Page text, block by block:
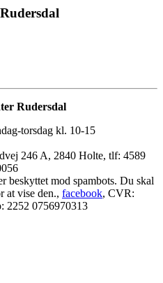
Rudersdal
torsdag kl. 10-15
246 A, 2840 Holte, tlf: 4589
beskyttet mod spambots. Du skal
at vise den., facebook, CVR:
2252 0756970313